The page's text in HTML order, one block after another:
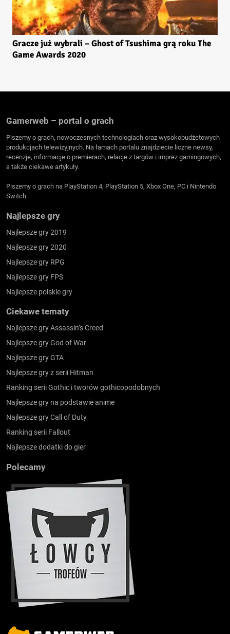
Gracze już wybrali – Ghost of Tsushima grą roku The
Game Awards 2020
Gamerweb – portal o grach
Piszemy o grach, nowoczesnych technologiach oraz wysokobudżetowych
produkcjach telewizyjnych. Na łamach portalu znajdziecie liczne newsy,
recenzje, informacje o premierach, relacje z targów i imprez gamingowych,
a także ciekawe artykuły.
Piszemy o grach na PlayStation 4, PlayStation 5, Xbox One, PC i Nintendo
Switch.
Najlepsze gry
Najlepsze gry 2019
Najlepsze gry 2020
Najlepsze gry RPG
Najlepsze gry FPS
Najlepsze polskie gry
Ciekawe tematy
Najlepsze gry Assassin’s Creed
Najlepsze gry God of War
Najlepsze gry GTA
Najlepsze gry z serii Hitman
Ranking serii Gothic i tworów gothicopodobnych
Najlepsze gry na podstawie anime
Najlepsze gry Call of Duty
Ranking serii Fallout
Najlepsze dodatki do gier
Polecamy